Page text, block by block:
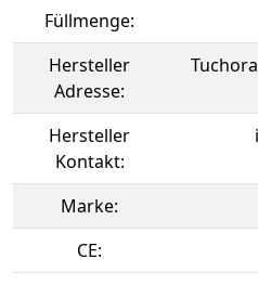
Füllmenge:
Hersteller
Adresse:
Hersteller
Kontakt:
Marke:
CE: